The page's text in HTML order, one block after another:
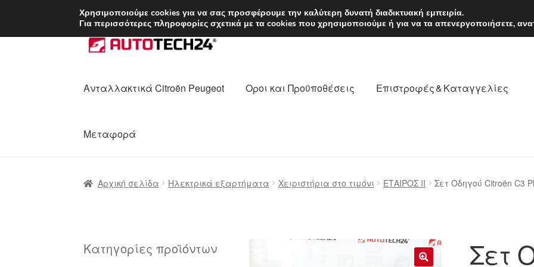
ΑΠΟΣΤΟΛΗ από 7 EUR Δευτέρα-Παρ.
Απευθείας
μετάβαση
πλοήγηση
Μετάβαση
σε
Ανταλλακτικά Citroën Peugeot Οροι και Προϋποθέσεις Επιστροφές & Καταγγελίες
Μεταφορά
Αρχική σελίδα Ηλεκτρικά εξαρτήματα Χειριστήρια στο τιμόνι ΕΤΑΙΡΟΣ II Σετ Οδηγού Citroën C3
Σετ
Κατηγορίες προϊόντων
Χρησιμοποιούμε cookies για να σας προσφέρουμε την καλύτερη δυνατή διαδικτυακή εμπειρία.
Για περισσότερες πληροφορίες σχετικά με τα cookies που χρησιμοποιούμε ή για να τα απενεργοποιήσετε,